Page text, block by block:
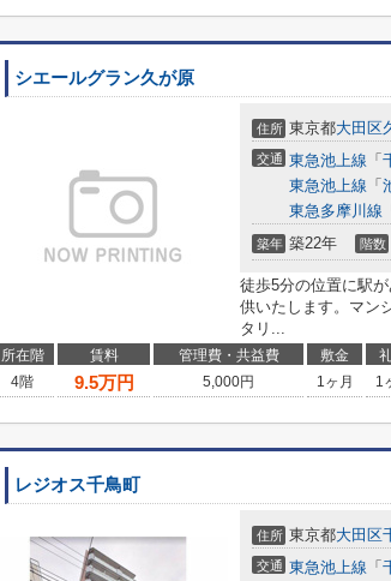
シエールグラン久が原
住所 東京都大田区
交通 東急池上線 「
東急池上線 「
東急多摩川線
築年 築22年 階数
徒歩5分の位置に駅
供いたします。マン
タリ...
所在階 賃料 管理費・共益費 敷金
4階
9.5万円 5,000円 1ヶ月 1
レジオス千鳥町
住所 東京都大田区
交通 東急池上線 「